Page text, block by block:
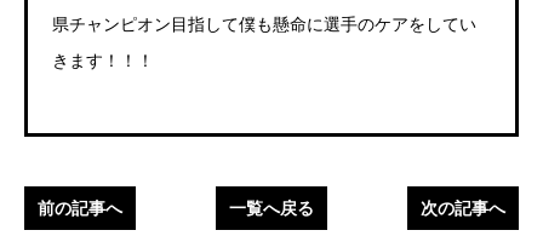
県チャンピオン目指して僕も懸命に選手のケアをしてい
きます！！！
前の記事へ 一覧へ戻る 次の記事へ